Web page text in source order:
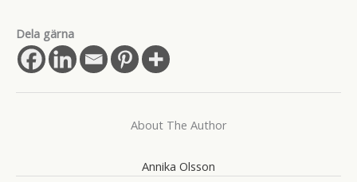
Dela gärna
About The Author
Annika Olsson